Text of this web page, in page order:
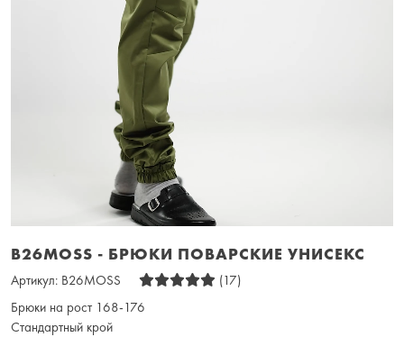
B26MOSS - БРЮКИ ПОВАРСКИЕ УНИСЕКС
Артикул: B26MOSS
(17)
Брюки на рост 168-176
Стандартный крой